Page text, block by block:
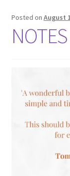
Posted on August
NOTES